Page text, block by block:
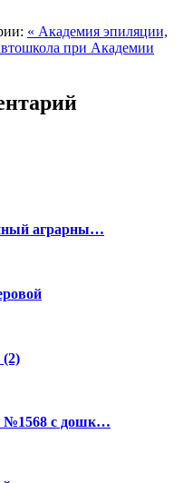
« Академия эпиляции,
при Академии
аграрны…
(2)
№1568 с дошк…